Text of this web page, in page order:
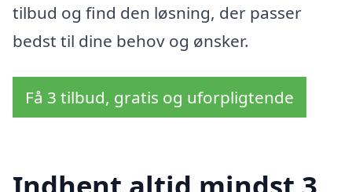
tilbud og find den løsning, der passer
bedst til dine behov og ønsker.
Få 3 tilbud, gratis og uforpligtende